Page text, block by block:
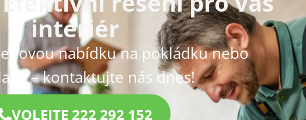
interiér
nabídku na pokládku nebo
– kontaktujte nás dnes!
VOLEJTE 222 292 152